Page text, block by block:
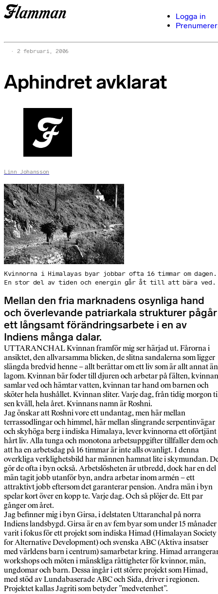
Logga in
2 februari, 2006
Aphindret avklarat
Linn Johansson
Kvinnorna i Himalayas byar jobbar ofta 16 timmar om dagen.
En stor del av tiden och energin går åt till att bära ved.
Mellan den fria marknadens osynliga hand
och överlevande patriarkala strukturer pågår
ett långsamt förändringsarbete i en av
Indiens många dalar.
UTTARANCHAL Kvinnan framför mig ser härjad ut. Fårorna i
ansiktet, den allvarsamma blicken, de slitna sandalerna som ligger
slängda bredvid henne – allt berättar om ett liv som är allt annat än
lagom. Kvinnan bär foder till djuren och arbetar på fälten, kvinnan
samlar ved och hämtar vatten, kvinnan tar hand om barnen och
sköter hela hushållet. Kvinnan sliter. Varje dag, från tidig morgon
sen kväll, hela året. Kvinnans namn är Roshni.
Jag önskar att Roshni vore ett undantag, men här mellan
terrassodlingar och himmel, här mellan slingrande serpentinvägar
och skyhöga berg i indiska Himalaya, lever kvinnorna ett oförtjänt
hårt liv. Alla tunga och monotona arbetsuppgifter tillfaller dem och
att ha en arbetsdag på 16 timmar är inte alls ovanligt. I denna
overkliga verklighetsbild har männen hamnat lite i skymundan.
gör de ofta i byn också. Arbetslösheten är utbredd, dock har en del
män tagit jobb utanför byn, andra arbetar inom armén – ett
attraktivt jobb eftersom det garanterar pension. Andra män i byn
spelar kort över en kopp te. Varje dag. Och så plöjer de. Ett par
gånger om året.
Jag befinner mig i byn Girsa, i delstaten Uttaranchal på norra
Indiens landsbygd. Girsa är en av fem byar som under 15 månader
varit i fokus för ett projekt som indiska Himad (Himalayan Society
for Alternative Development) och svenska ABC (Aktiva insatser
med världens barn i centrum) samarbetar kring. Himad
workshops och möten i mänskliga rättigheter för kvinnor, män,
ungdomar och barn. Dessa ingår i ett större projekt som Himad,
med stöd av Lundabaserade ABC och Sida, driver i regionen.
Projektet kallas Jagriti som betyder ”medvetenhet”.